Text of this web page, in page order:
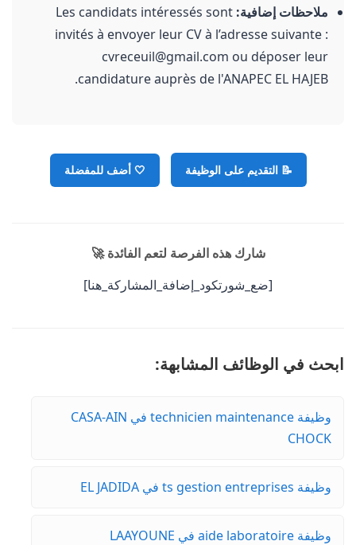
ملاحظات إضافية: Les candidats intéressés sont
invités à envoyer leur CV à l’adresse suivante :
cvreceuil@gmail.com ou déposer leur
candidature auprès de l'ANAPEC EL HAJEB.
📝 التقديم على الوظيفة 🤍 أضف للمفضلة
شارك هذه الفرصة لتعم الفائدة 🚀
[ضع_شورتكود_إضافة_المشاركة_هنا]
ابحث في الوظائف المشابهة:
وظيفة technicien maintenance في CASA-AIN
CHOCK
وظيفة ts gestion entreprises في EL JADIDA
وظيفة aide laboratoire في LAAYOUNE